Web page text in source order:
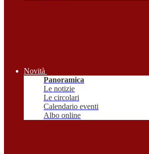
Novità
Panoramica
Le notizie
Le circolari
Calendario eventi
Albo online